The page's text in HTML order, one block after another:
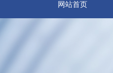
网站首页